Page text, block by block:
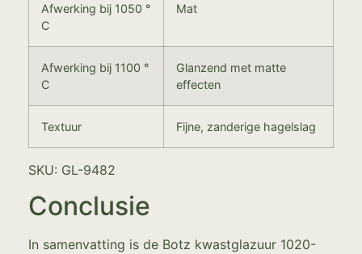
Afwerking bij 1050 °
C
Mat
Afwerking bij 1100 °
C
Glanzend met matte
effecten
Textuur Fijne, zanderige hagelslag
SKU: GL-9482
Conclusie
In samenvatting is de Botz kwastglazuur 1020-